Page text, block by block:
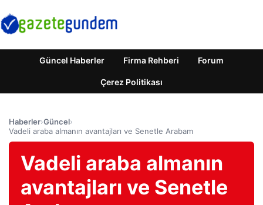
Güncel Haberler Firma Rehberi Forum
Çerez Politikası
Haberler›Güncel›
Vadeli araba almanın avantajları ve Senetle Arabam
Vadeli araba almanın
avantajları ve Senetle